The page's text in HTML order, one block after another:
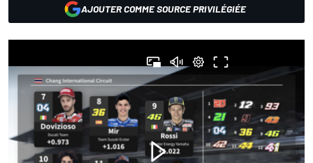
AJOUTER COMME SOURCE PRIVILÉGIÉE